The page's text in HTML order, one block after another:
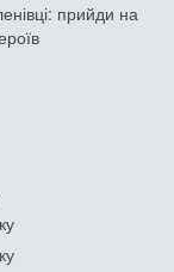
прийди на